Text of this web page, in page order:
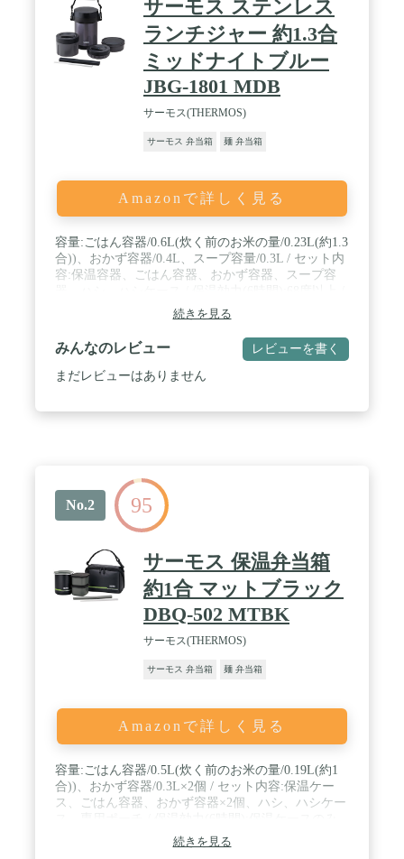
サーモス ステンレス
ランチジャー 約1.3合
ミッドナイトブルー
JBG-1801 MDB
サーモス(THERMOS)
サーモス 弁当箱 麺 弁当箱
Amazonで詳しく見る
容量:ごはん容器/0.6L(炊く前のお米の量/0.23L(約1.3
合))、おかず容器/0.4L、スープ容量/0.3L / セット内
容:保温容器、ごはん容器、おかず容器、スープ容
サイズ(約):16×13.5×21cm、ハシ/約19.5cm、本体重
量(約):1.0kg / 原産国:中国
続きを見る
みんなのレビュー レビューを書く
まだレビューはありません
No.2 95
サーモス 保温弁当箱
約1合 マットブラック
DBQ-502 MTBK
サーモス(THERMOS)
サーモス 弁当箱 麺 弁当箱
Amazonで詳しく見る
容量:ごはん容器/0.5L(炊く前のお米の量/0.19L(約1
合))、おかず容器/0.3L×2個 / セット内容:保温ケー
ス、ごはん容器、おかず容器×2個、ハシ、ハシケー
の場合/59度以上、保温ケースを専用ポーチに入れた
場合/62度以上 / サイズ:本体/約20×11×12.5cm(※専用
続きを見る